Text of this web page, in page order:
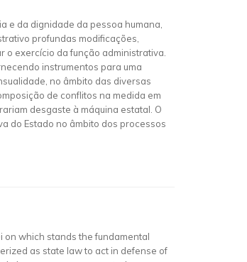
e da dignidade da pessoa humana,
profundas modificações,
exercício da função administrativa.
instrumentos para uma
no âmbito das diversas
de conflitos na medida em
desgaste à máquina estatal. O
do Estado no âmbito dos processos
on which stands the fundamental
as state law to act in defense of